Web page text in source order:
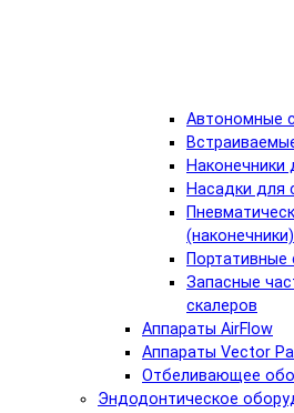
Автономные
Наконечники
Насадки для
(наконечники)
Портативные
Запасные
скалеров
Аппараты AirFlow
Аппараты Vector
Отбеливающее
Эндодонтическое